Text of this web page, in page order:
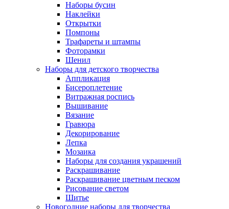
Наборы бусин
Наклейки
Открытки
Помпоны
Трафареты и штампы
Фоторамки
Шенил
Наборы для детского творчества
Аппликация
Бисероплетение
Витражная роспись
Вышивание
Вязание
Гравюра
Декорирование
Лепка
Мозаика
Наборы для создания украшений
Раскрашивание
Раскрашивание цветным песком
Рисование светом
Шитье
Новогодние наборы для творчества